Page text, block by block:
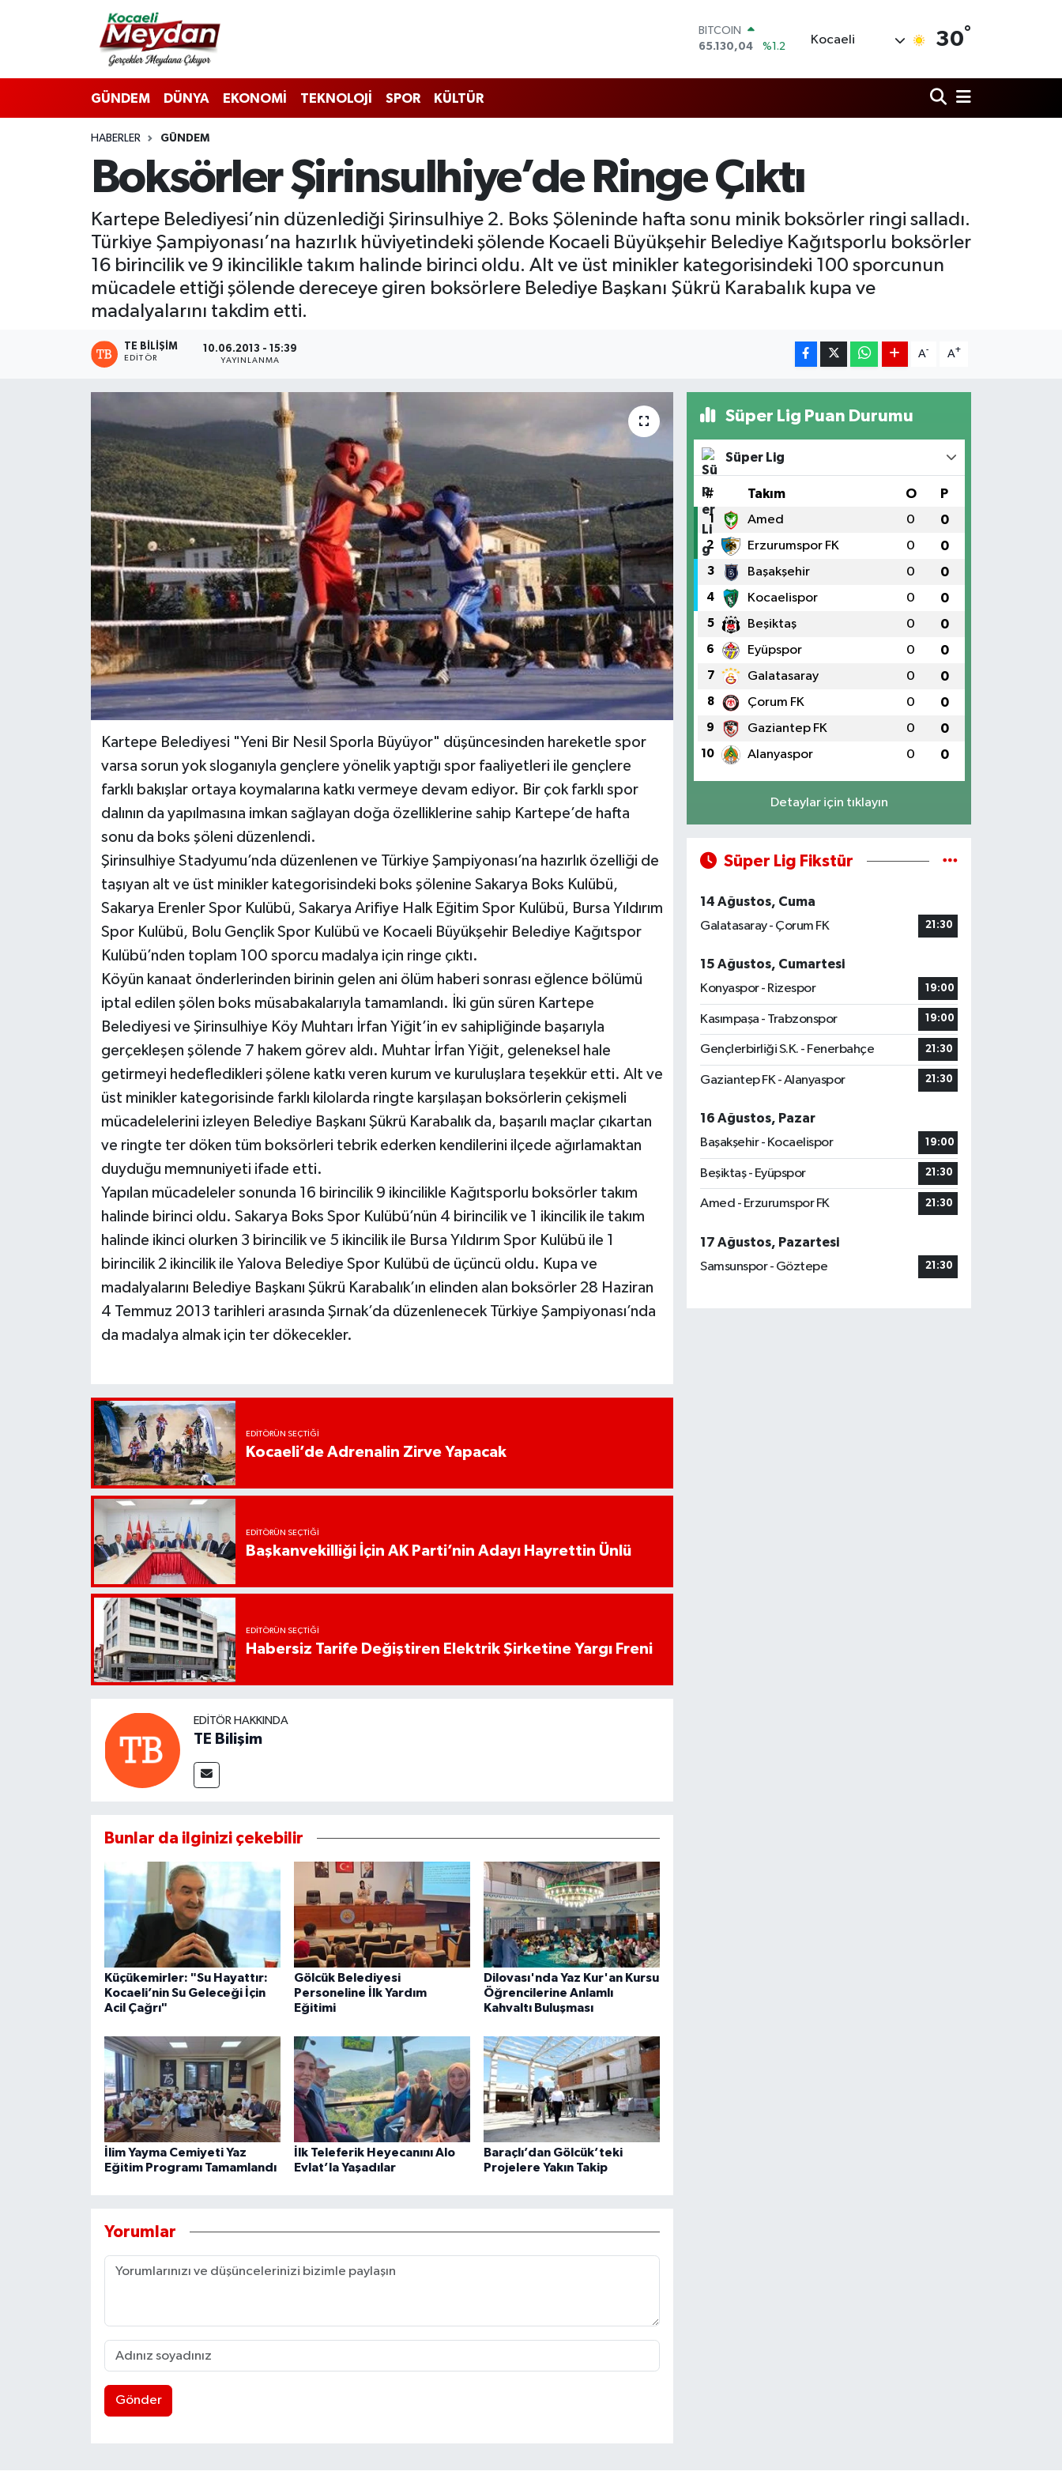
47,7106
64,4046
%0.35
BİST100
13.773
%-19
Kocaeli 30°
GÜNDEM DÜNYA EKONOMİ TEKNOLOJİ SPOR KÜLTÜR
HABERLER GÜNDEM
Boksörler Şirinsulhiye’de Ringe Çıktı
Kartepe Belediyesi’nin düzenlediği Şirinsulhiye 2. Boks Şöleninde hafta sonu minik boksörler ringi salladı.
Türkiye Şampiyonası’na hazırlık hüviyetindeki şölende Kocaeli Büyükşehir Belediye Kağıtsporlu boksörler
16 birincilik ve 9 ikincilikle takım halinde birinci oldu. Alt ve üst minikler kategorisindeki 100 sporcunun
mücadele ettiği şölende dereceye giren boksörlere Belediye Başkanı Şükrü Karabalık kupa ve
madalyalarını takdim etti.
TE BILIŞIM
EDITÖR
10.06.2013 - 15:39
YAYINLANMA
A- A+
Kartepe Belediyesi "Yeni Bir Nesil Sporla Büyüyor" düşüncesinden hareketle spor
varsa sorun yok sloganıyla gençlere yönelik yaptığı spor faaliyetleri ile gençlere
farklı bakışlar ortaya koymalarına katkı vermeye devam ediyor. Bir çok farklı spor
dalının da yapılmasına imkan sağlayan doğa özelliklerine sahip Kartepe’de hafta
sonu da boks şöleni düzenlendi.
Şirinsulhiye Stadyumu’nda düzenlenen ve Türkiye Şampiyonası’na hazırlık özelliği de
taşıyan alt ve üst minikler kategorisindeki boks şölenine Sakarya Boks Kulübü,
Sakarya Erenler Spor Kulübü, Sakarya Arifiye Halk Eğitim Spor Kulübü, Bursa Yıldırım
Spor Kulübü, Bolu Gençlik Spor Kulübü ve Kocaeli Büyükşehir Belediye Kağıtspor
Kulübü’nden toplam 100 sporcu madalya için ringe çıktı.
Köyün kanaat önderlerinden birinin gelen ani ölüm haberi sonrası eğlence bölümü
iptal edilen şölen boks müsabakalarıyla tamamlandı. İki gün süren Kartepe
Belediyesi ve Şirinsulhiye Köy Muhtarı İrfan Yiğit’in ev sahipliğinde başarıyla
gerçekleşen şölende 7 hakem görev aldı. Muhtar İrfan Yiğit, geleneksel hale
getirmeyi hedefledikleri şölene katkı veren kurum ve kuruluşlara teşekkür etti. Alt ve
üst minikler kategorisinde farklı kilolarda ringte karşılaşan boksörlerin çekişmeli
mücadelelerini izleyen Belediye Başkanı Şükrü Karabalık da, başarılı maçlar çıkartan
ve ringte ter döken tüm boksörleri tebrik ederken kendilerini ilçede ağırlamaktan
duyduğu memnuniyeti ifade etti.
Yapılan mücadeleler sonunda 16 birincilik 9 ikincilikle Kağıtsporlu boksörler takım
halinde birinci oldu. Sakarya Boks Spor Kulübü’nün 4 birincilik ve 1 ikincilik ile takım
halinde ikinci olurken 3 birincilik ve 5 ikincilik ile Bursa Yıldırım Spor Kulübü ile 1
birincilik 2 ikincilik ile Yalova Belediye Spor Kulübü de üçüncü oldu. Kupa ve
madalyalarını Belediye Başkanı Şükrü Karabalık’ın elinden alan boksörler 28 Haziran
4 Temmuz 2013 tarihleri arasında Şırnak’da düzenlenecek Türkiye Şampiyonası’nda
da madalya almak için ter dökecekler.
EDITÖRÜN SEÇTIĞI
Kocaeli’de Adrenalin Zirve Yapacak
EDITÖRÜN SEÇTIĞI
Başkanvekilliği İçin AK Parti’nin Adayı Hayrettin Ünlü
EDITÖRÜN SEÇTIĞI
Habersiz Tarife Değiştiren Elektrik Şirketine Yargı Freni
EDITÖR HAKKINDA
TE Bilişim
Bunlar da ilginizi çekebilir
Küçükemirler: "Su Hayattır:
Kocaeli’nin Su Geleceği İçin
Acil Çağrı"
Gölcük Belediyesi
Personeline İlk Yardım
Eğitimi
Dilovası'nda Yaz Kur'an Kursu
Öğrencilerine Anlamlı
Kahvaltı Buluşması
İlim Yayma Cemiyeti Yaz
Eğitim Programı Tamamlandı
İlk Teleferik Heyecanını Alo
Evlat’la Yaşadılar
Baraçlı’dan Gölcük’teki
Projelere Yakın Takip
Yorumlar
Gönder
Süper Lig Puan Durumu
Süper Lig
# Takım O P
1 Amed 0 0
2 Erzurumspor FK 0 0
3 Başakşehir 0 0
4 Kocaelispor 0 0
5 Beşiktaş 0 0
6 Eyüpspor 0 0
7 Galatasaray 0 0
8 Çorum FK 0 0
9 Gaziantep FK 0 0
10 Alanyaspor 0 0
Detaylar için tıklayın
Süper Lig Fikstür
14 Ağustos, Cuma
Galatasaray - Çorum FK
21:30
15 Ağustos, Cumartesi
Konyaspor - Rizespor
19:00
Kasımpaşa - Trabzonspor 19:00
Gençlerbirliği S.K. - Fenerbahçe 21:30
Gaziantep FK - Alanyaspor 21:30
16 Ağustos, Pazar
Başakşehir - Kocaelispor
19:00
Beşiktaş - Eyüpspor 21:30
Amed - Erzurumspor FK 21:30
17 Ağustos, Pazartesi
Samsunspor - Göztepe
21:30
Nöbetçi Eczaneler
Hava Durumu
Trafik Durumu
Süper Lig Puan Durumu ve Fikstür
Tüm Manşetler
Son Dakika Haberleri